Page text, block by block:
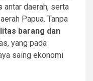
antar daerah, serta
Papua. Tanpa
barang dan
yang pada
saing ekonomi